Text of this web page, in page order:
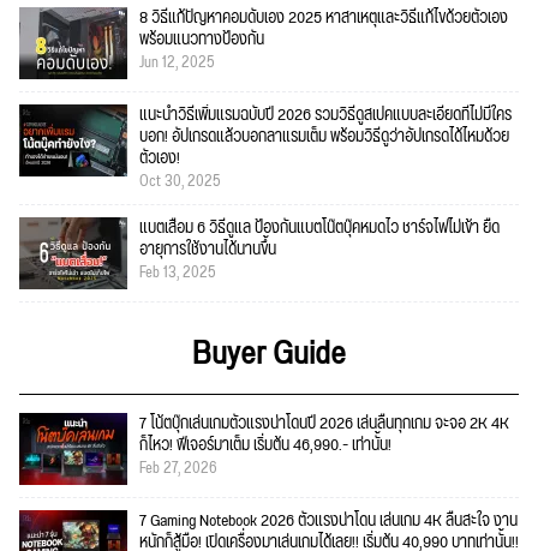
8 วิธีแก้ปัญหาคอมดับเอง 2025 หาสาเหตุและวิธีแก้ไขด้วยตัวเอง
พร้อมแนวทางป้องกัน
Jun 12, 2025
แนะนำวิธีเพิ่มแรมฉบับปี 2026 รวมวิธีดูสเปคแบบละเอียดที่ไม่มีใคร
บอก! อัปเกรดแล้วบอกลาแรมเต็ม พร้อมวิธีดูว่าอัปเกรดได้ไหมด้วย
ตัวเอง!
Oct 30, 2025
แบตเสื่อม 6 วิธีดูแล ป้องกันแบตโน๊ตบุ๊คหมดไว ชาร์จไฟไม่เข้า ยืด
อายุการใช้งานได้นานขึ้น
Feb 13, 2025
Buyer Guide
7 โน้ตบุ๊กเล่นเกมตัวแรงน่าโดนปี 2026 เล่นลื่นทุกเกม จะจอ 2K 4K
ก็ไหว! ฟีเจอร์มาเต็ม เริ่มต้น 46,990.- เท่านั้น!
Feb 27, 2026
7 Gaming Notebook 2026 ตัวแรงน่าโดน เล่นเกม 4K ลื่นสะใจ งาน
หนักก็สู้มือ! เปิดเครื่องมาเล่นเกมได้เลย!! เริ่มต้น 40,990 บาทเท่านั้น!!